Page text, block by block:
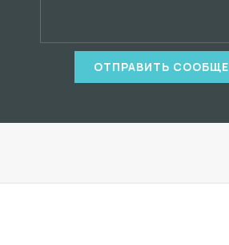
ОТПРАВИТЬ